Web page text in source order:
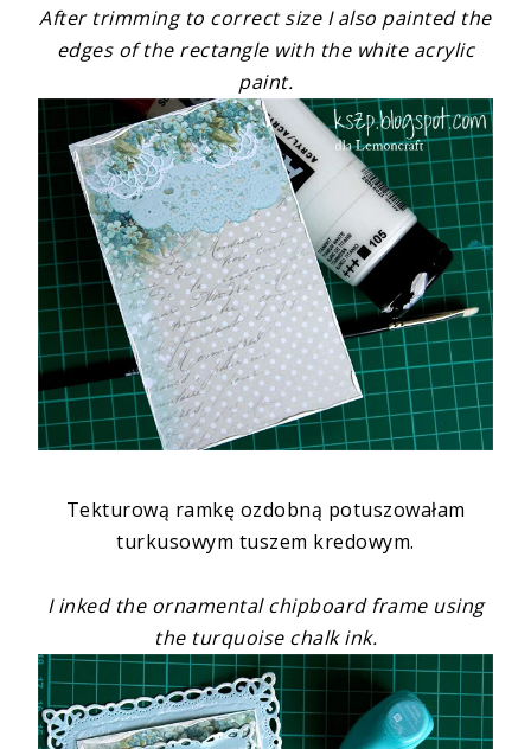
After trimming to correct size I also painted the
edges of the rectangle with the white acrylic
paint.
Tekturową ramkę ozdobną potuszowałam
turkusowym tuszem kredowym.
I inked the ornamental chipboard frame using
the turquoise chalk ink.